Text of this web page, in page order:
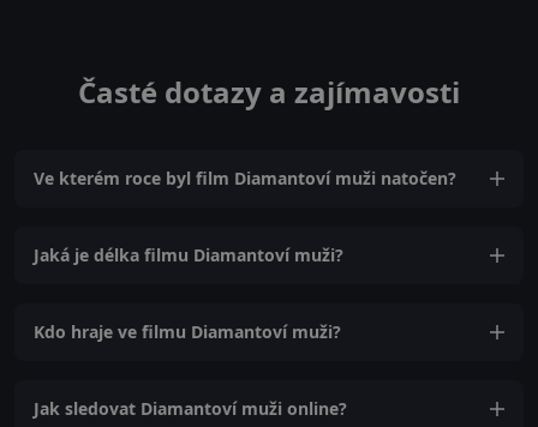
Časté dotazy a zajímavosti
Ve kterém roce byl film Diamantoví muži natočen?
Jaká je délka filmu Diamantoví muži?
Kdo hraje ve filmu Diamantoví muži?
Jak sledovat Diamantoví muži online?